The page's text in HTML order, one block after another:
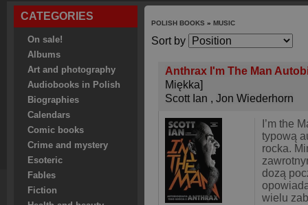
CATEGORIES
On sale!
Albums
Art and photography
Audiobooks in Polish
Biographies
Calendars
Comic books
Crime and mystery
Esoteric
Fables
Fiction
POLISH BOOKS » MUSIC
Sort by
Anthrax I'm The Man
Miękka]
Scott Ian , Jon Wiederhorn
I’m the
typową
rocka.
dozą
wielu